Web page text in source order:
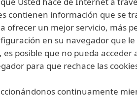
contienen información que se
ofrecer un mejor servicio, más
en su navegador que
posible que no pueda acceder
para que rechace las
continuamente